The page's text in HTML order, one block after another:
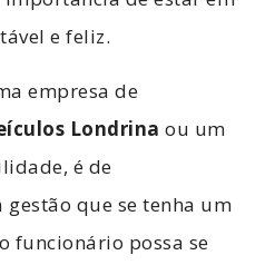
e feliz.
empresa de
Londrina ou um
é de
que se tenha um
funcionário possa se